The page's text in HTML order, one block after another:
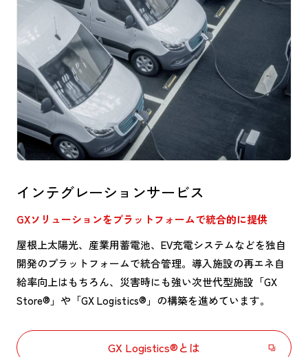
インテグレーションサービス
GXソリューションをプラットフォームで統合的に提供
屋根上太陽光、産業用蓄電池、EV充電システムなどを独自
開発のプラットフォームで統合管理。導入施設の再エネ自
給率向上はもちろん、災害時にも強い次世代型施設「GX
Store®」や「GX Logistics®」の構築を進めています。
GX Logistics®とは